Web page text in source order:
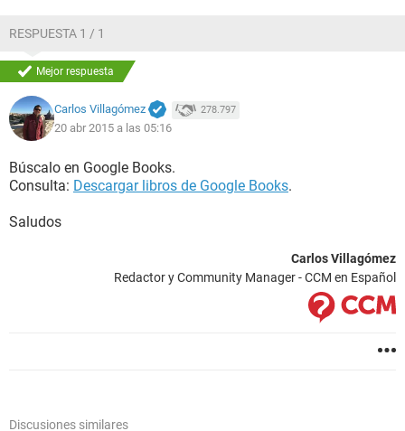
RESPUESTA 1 / 1
Mejor respuesta
Carlos Villagómez 278.797
20 abr 2015 a las 05:16
Búscalo en Google Books.
Consulta: Descargar libros de Google Books.
Saludos
Carlos Villagómez
Redactor y Community Manager - CCM en Español
Discusiones similares